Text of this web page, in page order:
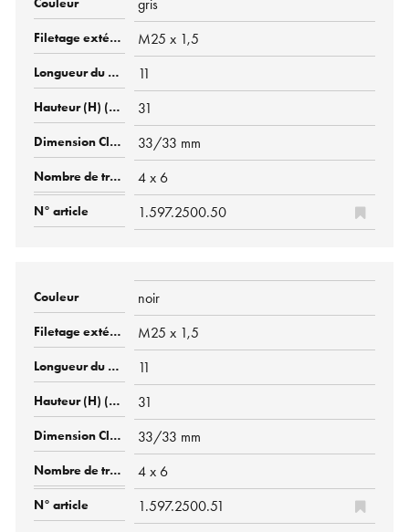
gris
M25 x 1,5
11
31
33/33 mm
4 x 6
1.597.2500.50
noir
M25 x 1,5
11
31
33/33 mm
4 x 6
1.597.2500.51